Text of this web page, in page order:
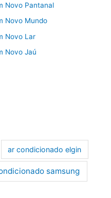
Novo Pantanal
Novo Mundo
Novo Lar
Novo Jaú
ar condicionado elgin
samsung